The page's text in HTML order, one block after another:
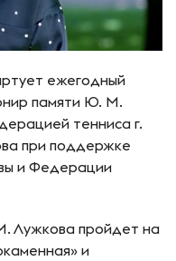
ежегодный
памяти Ю. М.
тенниса г.
при поддержке
и Федерации
Лужкова пройдет на
и